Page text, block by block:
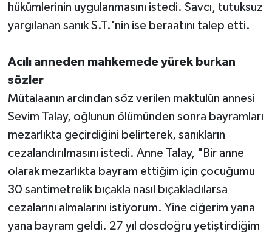
hükümlerinin uygulanmasını istedi. Savcı, tutuksuz
yargılanan sanık S.T.'nin ise beraatını talep etti.
Acılı anneden mahkemede yürek burkan
sözler
Mütalaanın ardından söz verilen maktulün annesi
Sevim Talay, oğlunun ölümünden sonra bayramları
mezarlıkta geçirdiğini belirterek, sanıkların
cezalandırılmasını istedi. Anne Talay, "Bir anne
olarak mezarlıkta bayram ettiğim için çocuğumu
30 santimetrelik bıçakla nasıl bıçakladılarsa
cezalarını almalarını istiyorum. Yine ciğerim yana
yana bayram geldi. 27 yıl dosdoğru yetiştirdiğim